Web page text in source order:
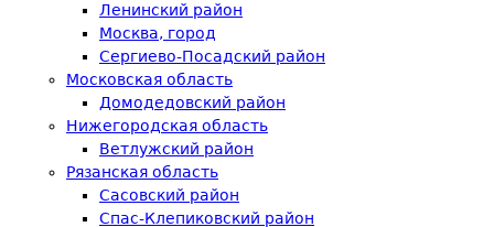
Ленинский район
Москва, город
Сергиево-Посадский район
Московская область
Домодедовский район
Нижегородская область
Ветлужский район
Рязанская область
Сасовский район
Спас-Клепиковский район